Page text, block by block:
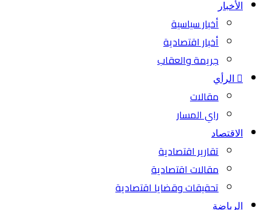
الأخبار
أخبار سياسية
أخبار اقتصادية
جريمة والعقاب
الرأي
مقالات
راي المسار
الاقتصاد
تقارير اقتصادية
مقالات اقتصادية
تحقيقات وقضايا اقتصادية
الرياضة